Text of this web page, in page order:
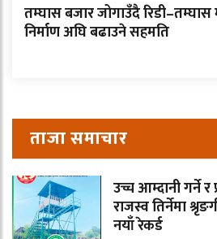
तम्घास बजार जोगाउँदै रिडी–तम्घास
निर्माण अघि बढाउने सहमति
ताजा समाचार
उच्च आम्दानी गर्ने
राजस्व तिर्नेमा
नयाँ रेकर्ड